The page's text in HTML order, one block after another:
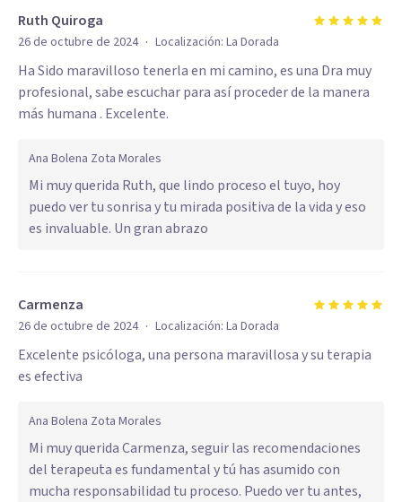
Ruth Quiroga
26 de octubre de 2024 · Localización: La Dorada
Ha Sido maravilloso tenerla en mi camino, es una Dra muy
profesional, sabe escuchar para así proceder de la manera
más humana . Excelente.
Ana Bolena Zota Morales
Mi muy querida Ruth, que lindo proceso el tuyo, hoy
puedo ver tu sonrisa y tu mirada positiva de la vida y eso
es invaluable. Un gran abrazo
Carmenza
26 de octubre de 2024 · Localización: La Dorada
Excelente psicóloga, una persona maravillosa y su terapia
es efectiva
Ana Bolena Zota Morales
Mi muy querida Carmenza, seguir las recomendaciones
del terapeuta es fundamental y tú has asumido con
mucha responsabilidad tu proceso. Puedo ver tu antes,